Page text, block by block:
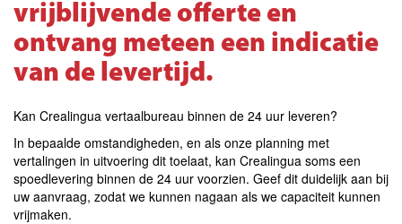
vrijblijvende offerte en
ontvang meteen een indicatie
van de levertijd.
Kan Crealingua vertaalbureau binnen de 24 uur leveren?
In bepaalde omstandigheden, en als onze planning met
vertalingen in uitvoering dit toelaat, kan Crealingua soms een
spoedlevering binnen de 24 uur voorzien. Geef dit duidelijk aan bij
uw aanvraag, zodat we kunnen nagaan als we capaciteit kunnen
vrijmaken.